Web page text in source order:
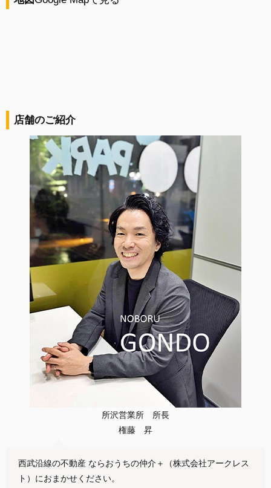
店舗のご紹介
所沢営業所 所長
権藤 昇
西武沿線の不動産 ならおうちの仲介＋（株式会社アークレス
ト）におまかせください。